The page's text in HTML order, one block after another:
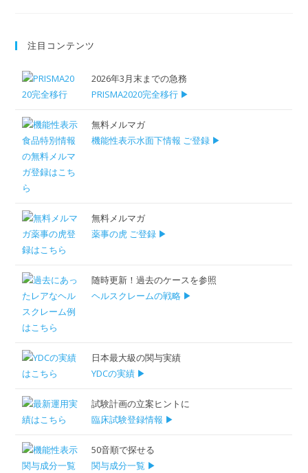
注目コンテンツ
2026年3月末までの急務
PRISMA2020完全移行 ▶
無料メルマガ
機能性表示水面下情報 ご登録 ▶
無料メルマガ
薬事の虎 ご登録 ▶
随時更新！過去のケースを参照
ヘルスクレームの戦略 ▶
日本最大級の関与実績
YDCの実績 ▶
試験計画の立案ヒントに
臨床試験登録情報 ▶
50音順で探せる
関与成分一覧 ▶